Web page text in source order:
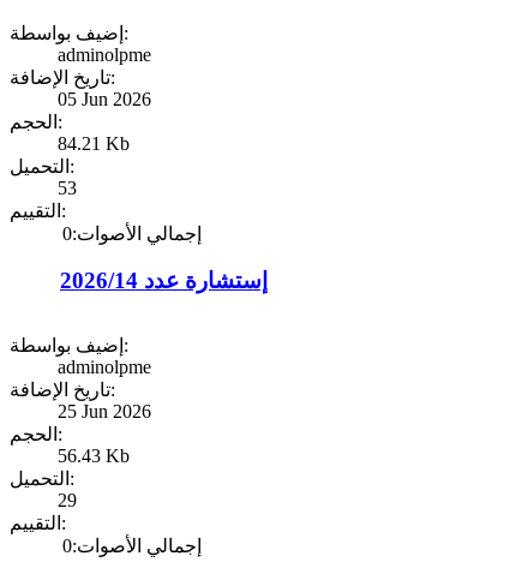
إضيف بواسطة:
adminolpme
تاريخ الإضافة:
05 Jun 2026
الحجم:
84.21 Kb
التحميل:
53
التقييم:
إجمالي الأصوات:0
إستشارة عدد 2026/14
إضيف بواسطة:
adminolpme
تاريخ الإضافة:
25 Jun 2026
الحجم:
56.43 Kb
التحميل:
29
التقييم:
إجمالي الأصوات:0